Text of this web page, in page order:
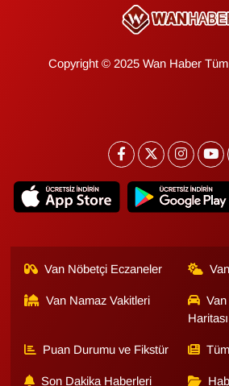
Copyright © 2025 Wan Haber Tüm
Van Nöbetçi Eczaneler
Van Namaz Vakitleri
Van
Haritası
Puan Durumu ve Fikstür
Son Dakika Haberleri